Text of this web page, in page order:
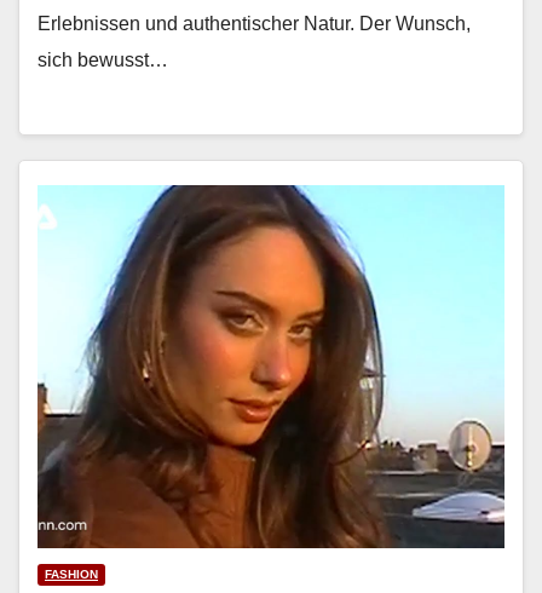
Erleb­nis­sen und authen­tis­ch­er Natur. Der Wun­sch,
sich bewusst…
FASHION